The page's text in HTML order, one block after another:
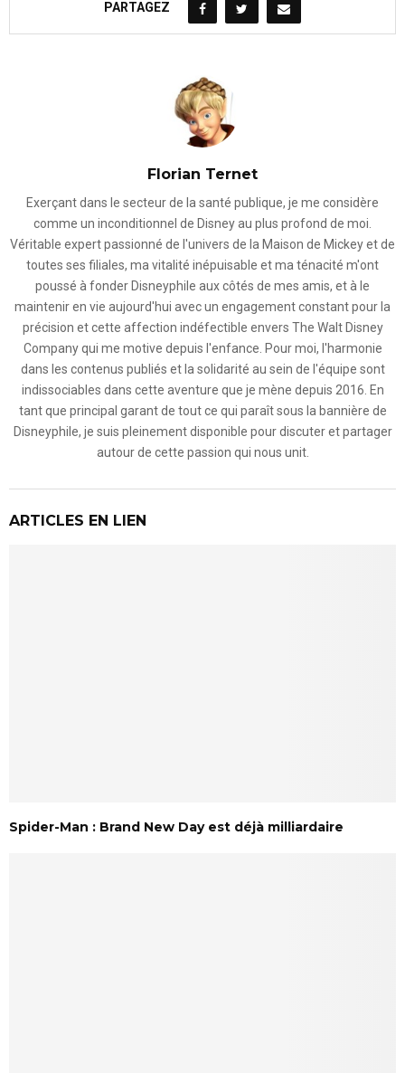
PARTAGEZ
Florian Ternet
Exerçant dans le secteur de la santé publique, je me considère
comme un inconditionnel de Disney au plus profond de moi.
Véritable expert passionné de l'univers de la Maison de Mickey et de
toutes ses filiales, ma vitalité inépuisable et ma ténacité m'ont
poussé à fonder Disneyphile aux côtés de mes amis, et à le
maintenir en vie aujourd'hui avec un engagement constant pour la
précision et cette affection indéfectible envers The Walt Disney
Company qui me motive depuis l'enfance. Pour moi, l'harmonie
dans les contenus publiés et la solidarité au sein de l'équipe sont
indissociables dans cette aventure que je mène depuis 2016. En
tant que principal garant de tout ce qui paraît sous la bannière de
Disneyphile, je suis pleinement disponible pour discuter et partager
autour de cette passion qui nous unit.
ARTICLES EN LIEN
Spider-Man : Brand New Day est déjà milliardaire